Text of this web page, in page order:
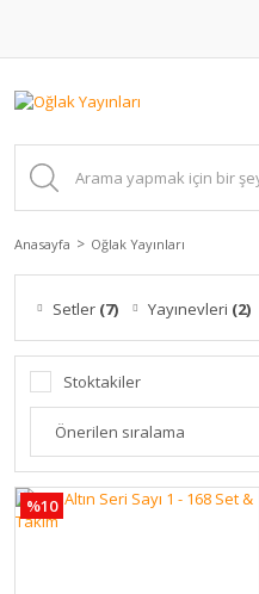
Anasayfa Oğlak Yayınları
Setler (7) Yayınevleri (2)
Stoktakiler
%10